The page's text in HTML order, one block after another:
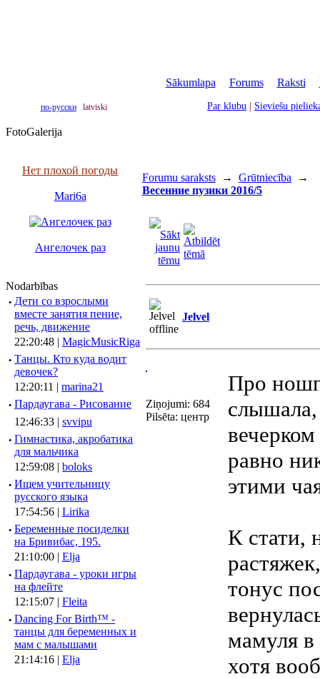
Sākumlapa Forums| Raksti
по-русски latviski Par klubu Sieviešu
FotoGalerija
Нет плохой погоды
Mari6a
Ангелочек раз
Nodarbības
· Дети со взрослыми
вместе занятия пение,
речь, движение
22:20:48 | MagicMusicRiga
· Танцы. Кто куда водит
девочек?
12:20:11 | marina21
· Пардаугава - Рисование
12:46:33 | svvipu
· Гимнастика, акробатика
для мальчика
12:59:08 | boloks
· Ищем учительницу
русского языка
17:54:56 | Lirika
· Беременные посиделки
на Бривибас, 195.
21:10:00 | Elja
· Пардаугава - уроки игры
на флейте
12:15:07 | Fleita
· Dancing For Birth™ -
танцы для беременных и
мам с малышами
21:14:16 | Elja
Forumu saraksts → Grūtniecība →
Весенние пузики 2016/5
Jelvel
Ziņojumi: 684
Pilsēta: центр
Про
равно
этими
К стати,
тонус
мамуля в
хотя